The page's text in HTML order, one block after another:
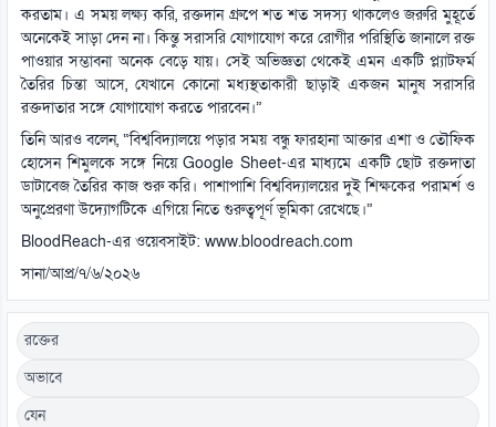
করতাম। এ সময় লক্ষ্য করি, রক্তদান গ্রুপে শত শত সদস্য থাকলেও জরুরি মুহূর্তে
অনেকেই সাড়া দেন না। কিন্তু সরাসরি যোগাযোগ করে রোগীর পরিস্থিতি জানালে রক্ত
পাওয়ার সম্ভাবনা অনেক বেড়ে যায়। সেই অভিজ্ঞতা থেকেই এমন একটি প্ল্যাটফর্ম
তৈরির চিন্তা আসে, যেখানে কোনো মধ্যস্থতাকারী ছাড়াই একজন মানুষ সরাসরি
রক্তদাতার সঙ্গে যোগাযোগ করতে পারবেন।”
তিনি আরও বলেন, “বিশ্ববিদ্যালয়ে পড়ার সময় বন্ধু ফারহানা আক্তার এশা ও তৌফিক
হোসেন শিমুলকে সঙ্গে নিয়ে Google Sheet-এর মাধ্যমে একটি ছোট রক্তদাতা
ডাটাবেজ তৈরির কাজ শুরু করি। পাশাপাশি বিশ্ববিদ্যালয়ের দুই শিক্ষকের পরামর্শ ও
অনুপ্রেরণা উদ্যোগটিকে এগিয়ে নিতে গুরুত্বপূর্ণ ভূমিকা রেখেছে।”
BloodReach-এর ওয়েবসাইট: www.bloodreach.com
সানা/আপ্র/৭/৬/২০২৬
রক্তের
অভাবে
যেন